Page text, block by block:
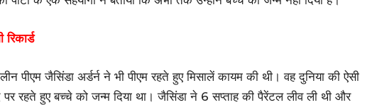
पीएम जैसिंडा अर्डर्न ने भी पीएम रहते हुए मिसालें कायम की थी। वह दुनिया की ऐसी
पद पर रहते हुए बच्चे को जन्म दिया था। जैसिंडा ने 6 सप्ताह की पैरेंटल लीव ली थी और